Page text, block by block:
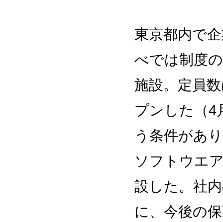
東京都内で
べでは制度
施設。定員
プンした（4
う条件があ
ソフトウエ
設した。社
に、今後の